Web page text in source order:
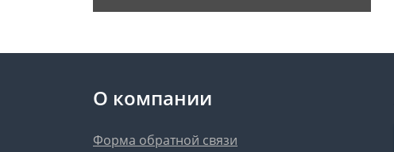
О компании
Форма обратной связи